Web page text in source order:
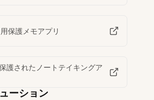
保護メモアプリ
護されたノートテイキングア
ーション